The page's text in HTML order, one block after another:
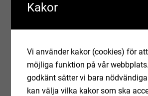
Utstakningsskissen ska innehålla
namn och datum för utsättningen.
innehålla koordinater på inmätta
färdig grund.
Kakor
Vi använder kakor (cookies) för
möjliga funktion på vår
godkänt sätter vi bara
kan välja vilka kakor som ska